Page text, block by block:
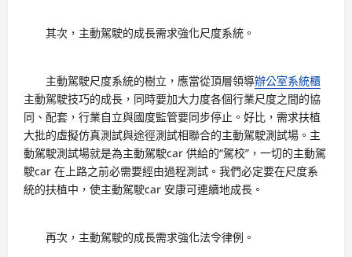
其次，主動駕駛的成長需求強化尺度系統。
主動駕駛尺度系統的樹立，應當從頂層領導辦公室系統櫃
主動駕駛技巧的成長，同時要加大力度各個行業尺度之間的協
同、配套，行業自立與國度監管要同步停止。好比，需求扶植
大批的虛擬仿真測試與途徑測試相聯合的主動駕駛測試場。主
動駕駛測試場就是為主動駕駛car 供給的“駕校”，一切的主動駕
駛car 在上路之前必需要經由過程測試。我們必定要在尺度系
統的扶植中，使主動駕駛car 安康可連續地成長。
再次，主動駕駛的成長需求強化法令律例。